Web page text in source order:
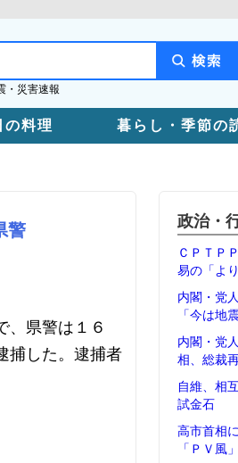
・災害速報
の料理 暮らし・季節の
警
、県警は１６
捕した。逮捕者
政治・
ＣＰＴＰ
易の「よ
内閣・党
「今は地
内閣・党
相、総裁
自維、相
試金石
高市首相
「ＰＶ風